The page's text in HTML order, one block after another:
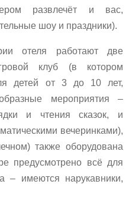
развлечёт и вас,
шоу и праздники).
отеля работают две
клуб (в котором
детей от 3 до 10 лет,
мероприятия –
и чтения сказок, и
вечеринками),
также оборудована
предусмотрено всё для
– имеются нарукавники,